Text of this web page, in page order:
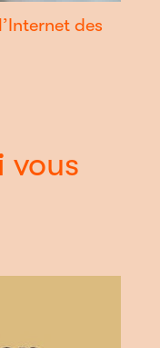
des
vous